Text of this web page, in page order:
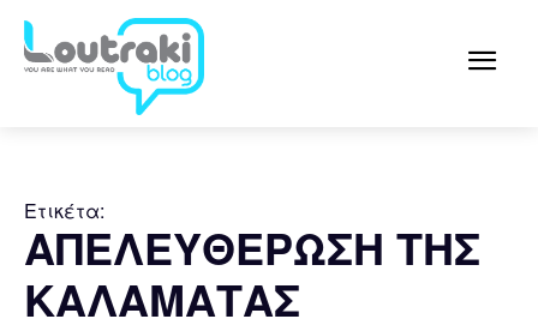
Ετικέτα:
ΑΠΕΛΕΥΘΕΡΩΣΗ ΤΗΣ
ΚΑΛΑΜΑΤΑΣ